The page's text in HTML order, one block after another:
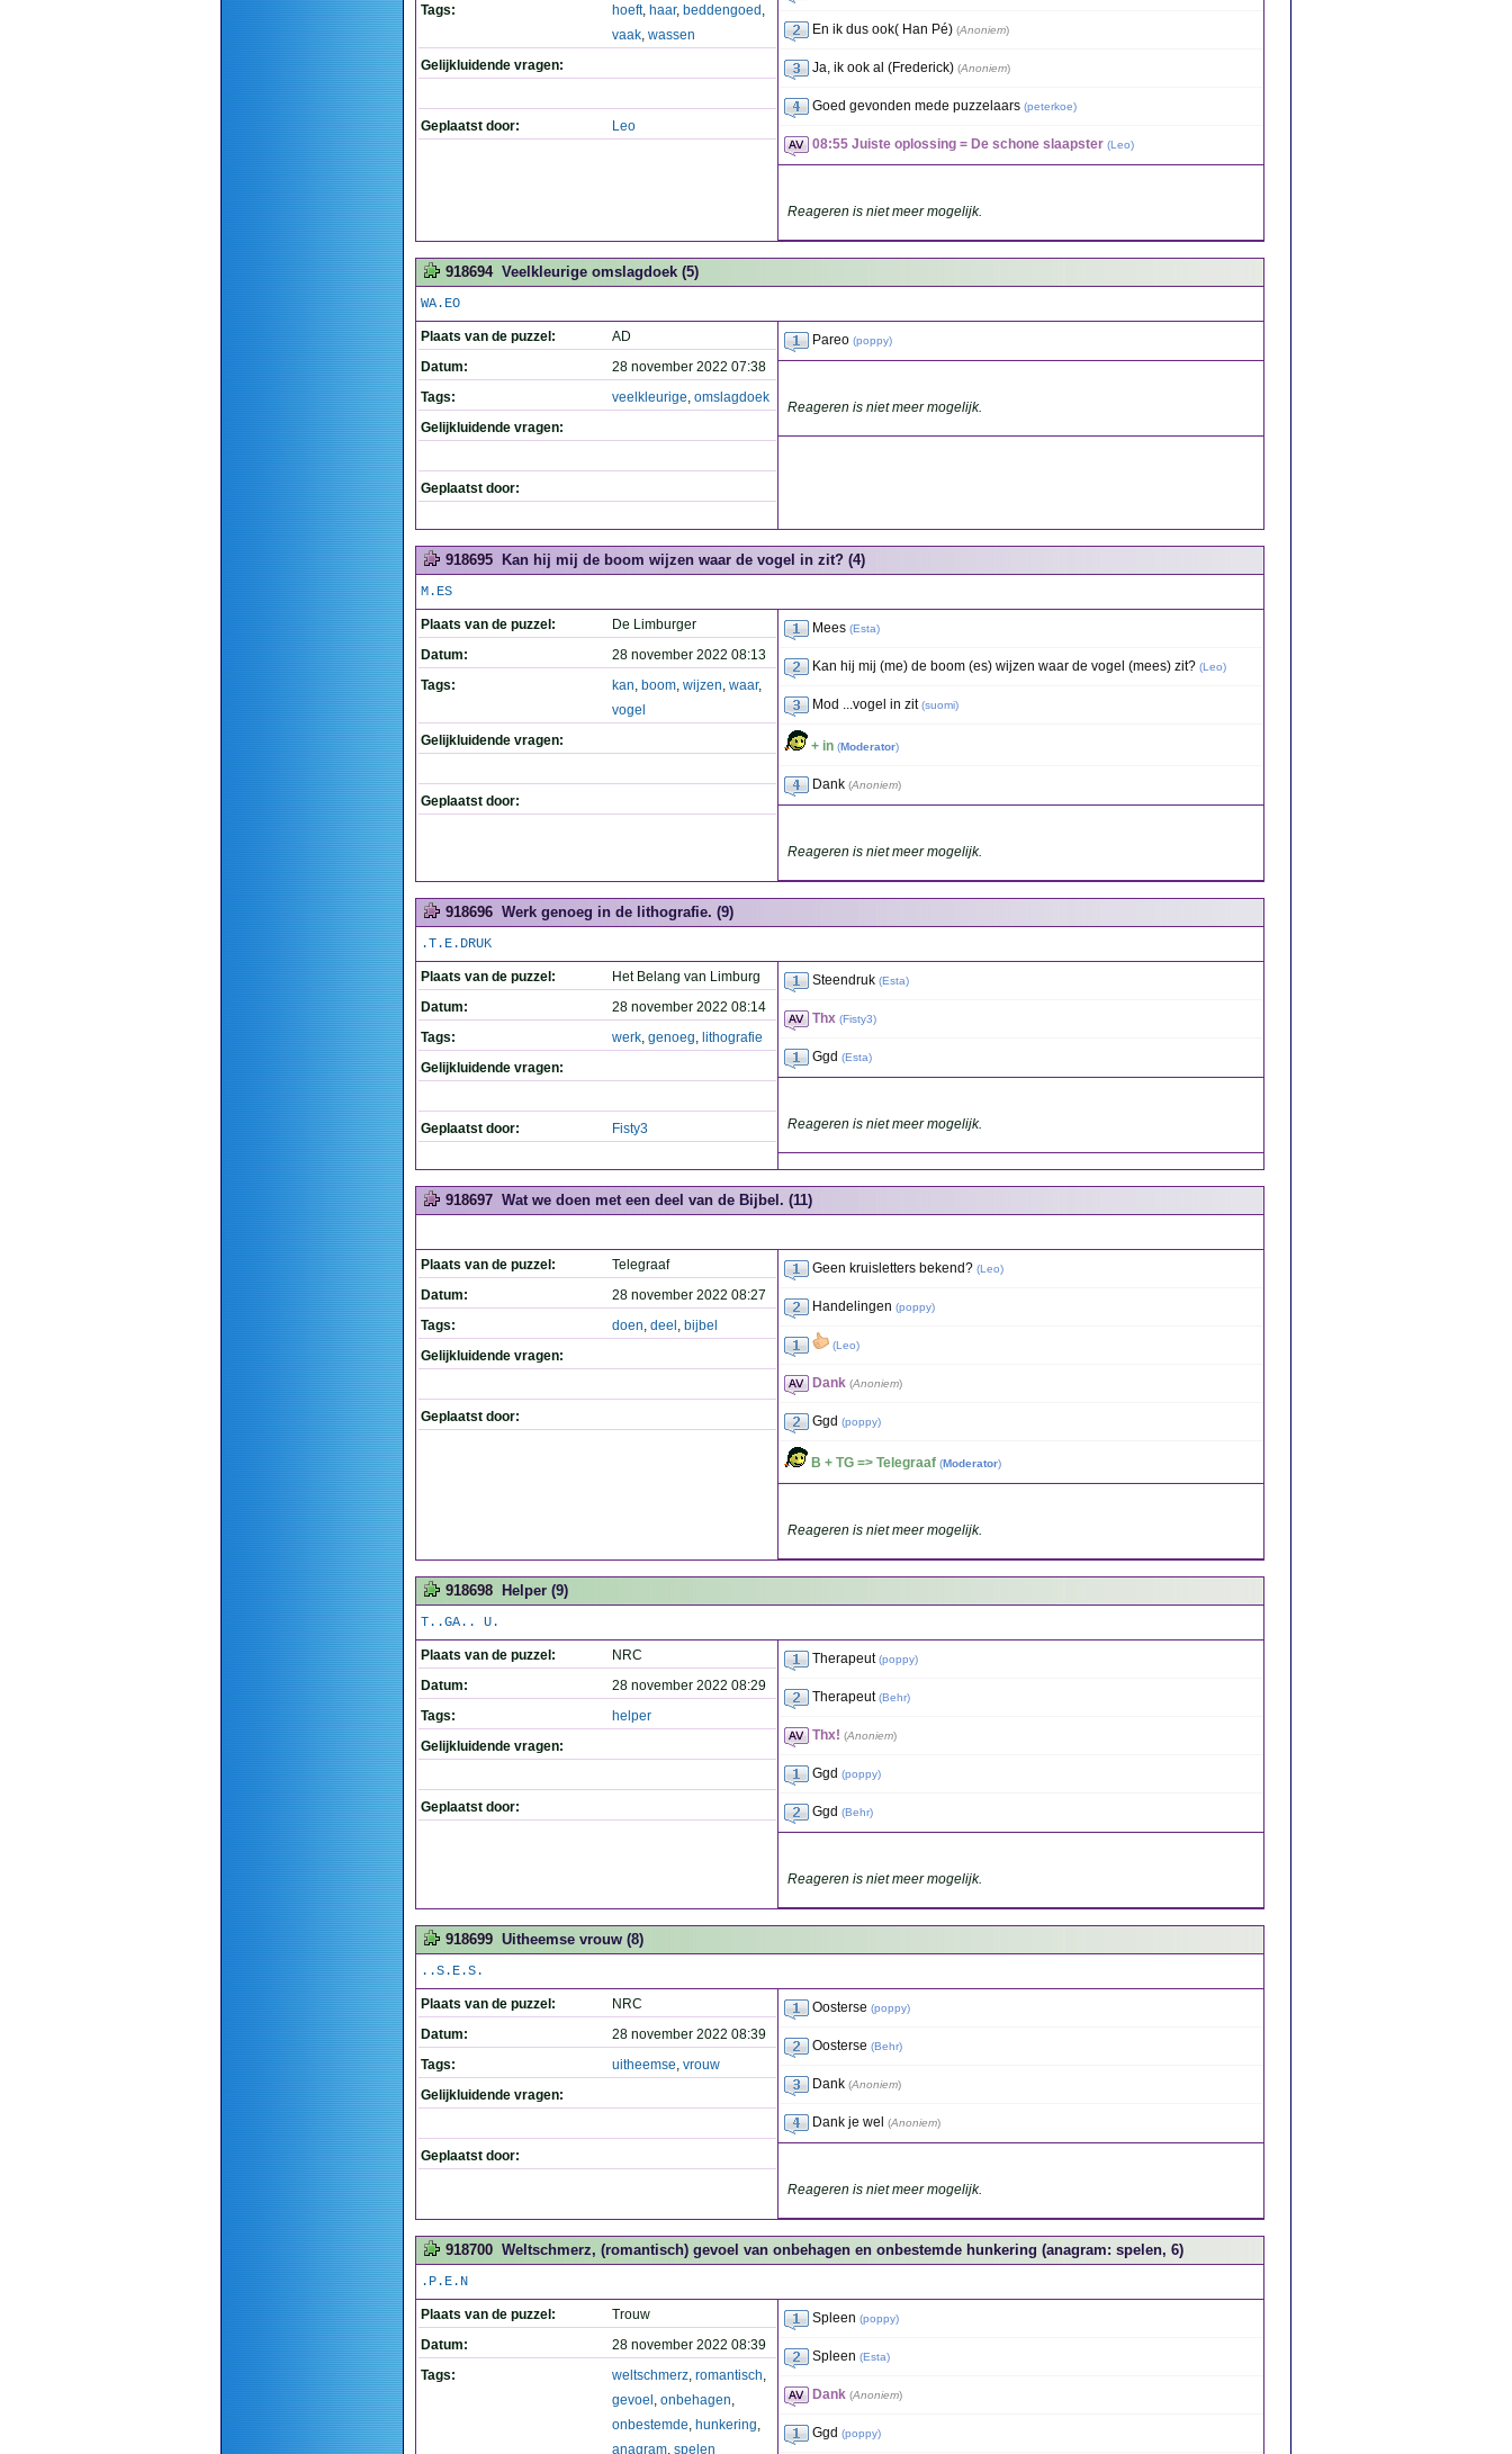
Tags:
hoeft, haar, beddengoed ,
vaak, wassen
Gelijkluidende vragen:
Geplaatst door: Leo
En ik dus ook( Han Pé) (Anoniem)
Ja, ik ook al (Frederick) (Anoniem)
Goed gevonden mede puzzelaars (peterkoe)
08:55 Juiste oplossing = De schone slaapster (Leo)
Reageren is niet meer mogelijk.
918694 Veelkleurige omslagdoek (5)
WA.EO
Plaats van de puzzel:
AD
Datum:
28 november 2022 07:38
Tags:
veelkleurige, omslagdoek
Gelijkluidende vragen:
Geplaatst door:
Pareo (poppy)
Reageren is niet meer mogelijk.
918695 Kan hij mij de boom wijzen waar de vogel in zit? (4)
M.ES
Plaats van de puzzel:
De Limburger
Datum:
28 november 2022 08:13
Tags:
kan, boom, wijzen, waar,
vogel
Gelijkluidende vragen:
Geplaatst door:
Mees (Esta)
Kan hij mij (me) de boom (es) wijzen waar de vogel (mees) zit? (Leo)
Mod ...vogel in zit (suomi)
+ in (Moderator)
Dank (Anoniem)
Reageren is niet meer mogelijk.
918696 Werk genoeg in de lithografie. (9)
.T.E.DRUK
Plaats van de puzzel:
Het Belang van Limburg
Datum:
28 november 2022 08:14
Tags:
werk, genoeg, lithografie
Gelijkluidende vragen:
Geplaatst door: Fisty3
Steendruk (Esta)
Thx (Fisty3)
Ggd (Esta)
Reageren is niet meer mogelijk.
918697 Wat we doen met een deel van de Bijbel. (11)
Plaats van de puzzel:
Telegraaf
Datum:
28 november 2022 08:27
Tags:
doen, deel , bijbel
Gelijkluidende vragen:
Geplaatst door:
Geen kruisletters bekend? (Leo)
Handelingen (poppy)
(Leo)
Dank (Anoniem)
Ggd (poppy)
B + TG => Telegraaf (Moderator)
Reageren is niet meer mogelijk.
918698 Helper (9)
T..GA.. U.
Plaats van de puzzel:
NRC
Datum:
28 november 2022 08:29
Tags:
helper
Gelijkluidende vragen:
Geplaatst door:
Therapeut (poppy)
Therapeut (Behr)
Thx! (Anoniem)
Ggd (poppy)
Ggd (Behr)
Reageren is niet meer mogelijk.
918699 Uitheemse vrouw (8)
..S.E.S.
Plaats van de puzzel:
NRC
Datum:
28 november 2022 08:39
Tags:
uitheemse, vrouw
Gelijkluidende vragen:
Geplaatst door:
Oosterse (poppy)
Oosterse (Behr)
Dank (Anoniem)
Dank je wel (Anoniem)
Reageren is niet meer mogelijk.
918700 Weltschmerz, (romantisch) gevoel van onbehagen en onbestemde hunkering (anagram: spelen, 6)
.P.E.N
Plaats van de puzzel:
Trouw
Datum:
28 november 2022 08:39
Tags:
weltschmerz, romantisch,
gevoel , onbehagen,
onbestemde, hunkering,
anagram, spelen
Spleen (poppy)
Spleen (Esta)
Dank (Anoniem)
Ggd (poppy)